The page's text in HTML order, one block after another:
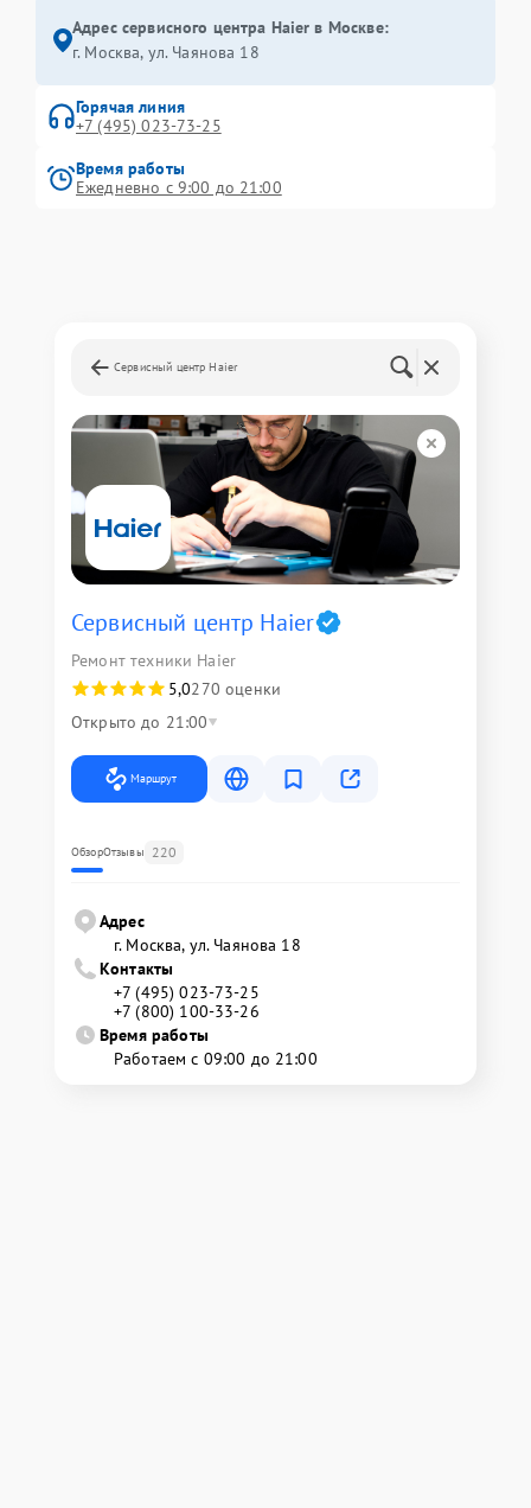
Адрес сервисного центра Haier в Москве:
г. Москва, ул. Чаянова 18
Горячая линия
+7 (495) 023-73-25
Время работы
Ежедневно с 9:00 до 21:00
Сервисный центр Haier
Сервисный центр Haier
Ремонт техники Haier
5,0270 оценки
Открыто до 21:00
Маршрут
ОбзорОтзывы 220
Адрес
г. Москва, ул. Чаянова 18
Контакты
+7 (495) 023-73-25
+7 (800) 100-33-26
Время работы
Работаем с 09:00 до 21:00